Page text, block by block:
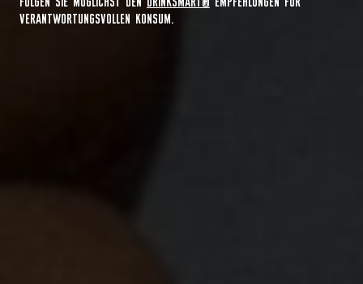
VERANTWORTUNGSVOLLEN KONSUM.